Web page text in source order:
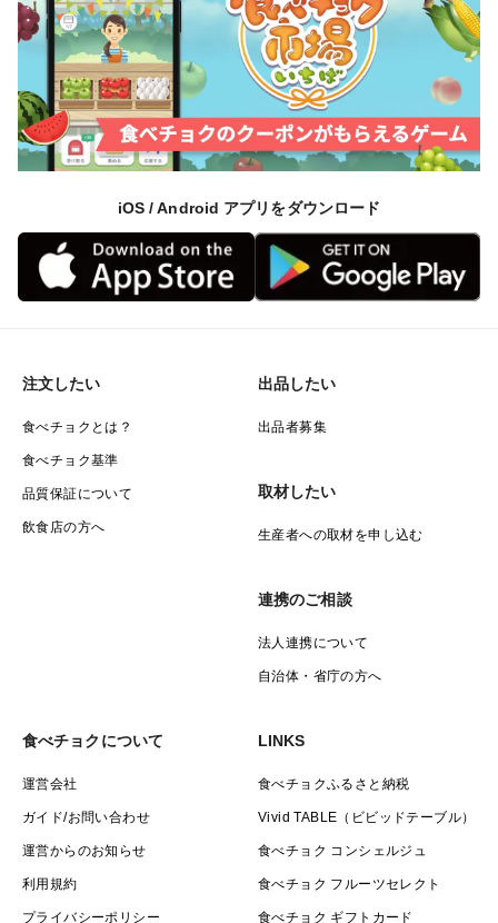
iOS / Android アプリをダウンロード
注文したい
食べチョクとは？
食べチョク基準
品質保証について
飲食店の方へ
出品したい
出品者募集
取材したい
生産者への取材を申し込む
連携のご相談
法人連携について
自治体・省庁の方へ
食べチョクについて
運営会社
ガイド/お問い合わせ
運営からのお知らせ
利用規約
プライバシーポリシー
LINKS
食べチョクふるさと納税
Vivid TABLE（ビビッドテーブル）
食べチョク コンシェルジュ
食べチョク フルーツセレクト
食べチョク ギフトカード